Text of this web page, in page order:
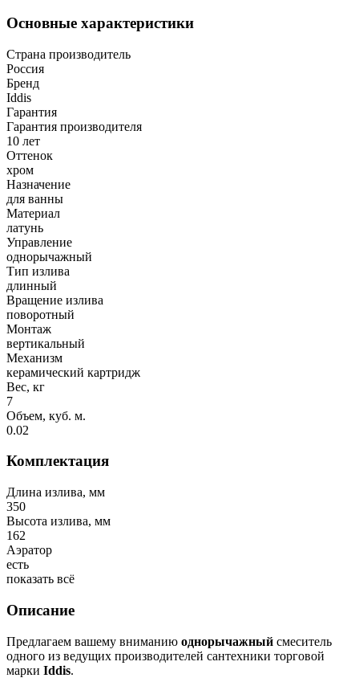
Основные характеристики
Страна производитель
Россия
Бренд
Iddis
Гарантия
Гарантия производителя
10 лет
Оттенок
хром
Назначение
для ванны
Материал
латунь
Управление
однорычажный
Тип излива
длинный
Вращение излива
поворотный
Монтаж
вертикальный
Механизм
керамический картридж
Вес, кг
7
Объем, куб. м.
0.02
Комплектация
Длина излива, мм
350
Высота излива, мм
162
Аэратор
есть
показать всё
Описание
Предлагаем вашему вниманию однорычажный смеситель
одного из ведущих производителей сантехники торговой
марки Iddis.